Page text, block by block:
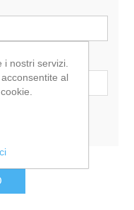
dimenticata?
nostri servizi.
al